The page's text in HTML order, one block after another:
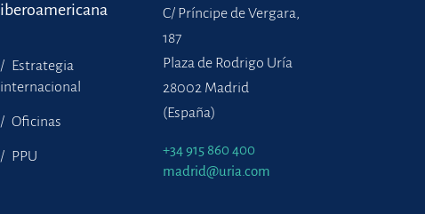
iberoamericana
Estrategia
internacional
Oficinas
PPU
C/ Príncipe de Vergara,
187
Plaza de Rodrigo Uría
28002 Madrid
(España)
+34 915 860 400
madrid@uria.com